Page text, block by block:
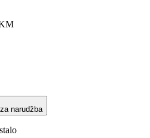
narudžba